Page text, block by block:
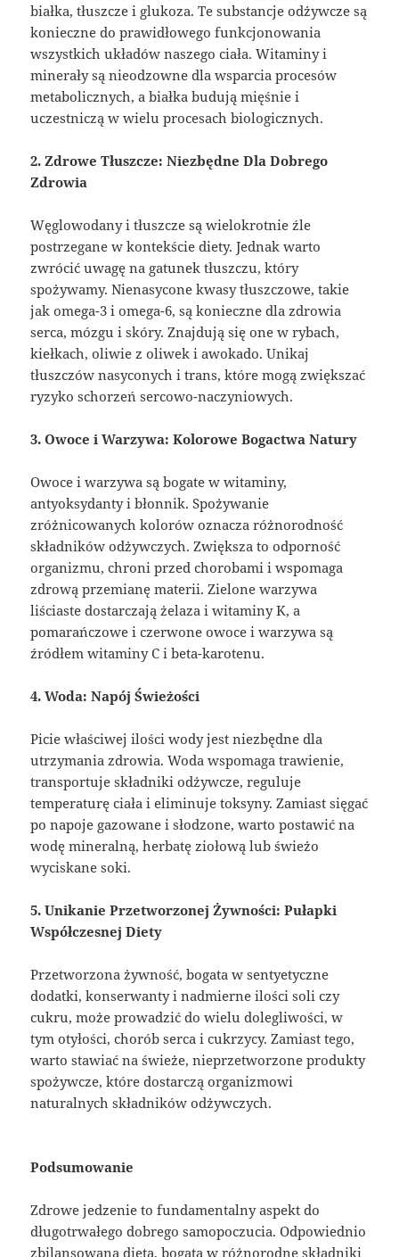
białka, tłuszcze i glukoza. Te substancje odżywcze są
konieczne do prawidłowego funkcjonowania
wszystkich układów naszego ciała. Witaminy i
minerały są nieodzowne dla wsparcia procesów
metabolicznych, a białka budują mięśnie i
uczestniczą w wielu procesach biologicznych.
2. Zdrowe Tłuszcze: Niezbędne Dla Dobrego
Zdrowia
Węglowodany i tłuszcze są wielokrotnie źle
postrzegane w kontekście diety. Jednak warto
zwrócić uwagę na gatunek tłuszczu, który
spożywamy. Nienasycone kwasy tłuszczowe, takie
jak omega-3 i omega-6, są konieczne dla zdrowia
serca, mózgu i skóry. Znajdują się one w rybach,
kiełkach, oliwie z oliwek i awokado. Unikaj
tłuszczów nasyconych i trans, które mogą zwiększać
ryzyko schorzeń sercowo-naczyniowych.
3. Owoce i Warzywa: Kolorowe Bogactwa Natury
Owoce i warzywa są bogate w witaminy,
antyoksydanty i błonnik. Spożywanie
zróżnicowanych kolorów oznacza różnorodność
składników odżywczych. Zwiększa to odporność
organizmu, chroni przed chorobami i wspomaga
zdrową przemianę materii. Zielone warzywa
liściaste dostarczają żelaza i witaminy K, a
pomarańczowe i czerwone owoce i warzywa są
źródłem witaminy C i beta-karotenu.
4. Woda: Napój Świeżości
Picie właściwej ilości wody jest niezbędne dla
utrzymania zdrowia. Woda wspomaga trawienie,
transportuje składniki odżywcze, reguluje
temperaturę ciała i eliminuje toksyny. Zamiast sięgać
po napoje gazowane i słodzone, warto postawić na
wodę mineralną, herbatę ziołową lub świeżo
wyciskane soki.
5. Unikanie Przetworzonej Żywności: Pułapki
Współczesnej Diety
Przetworzona żywność, bogata w sentyetyczne
dodatki, konserwanty i nadmierne ilości soli czy
cukru, może prowadzić do wielu dolegliwości, w
tym otyłości, chorób serca i cukrzycy. Zamiast tego,
warto stawiać na świeże, nieprzetworzone produkty
spożywcze, które dostarczą organizmowi
naturalnych składników odżywczych.
Podsumowanie
Zdrowe jedzenie to fundamentalny aspekt do
długotrwałego dobrego samopoczucia. Odpowiednio
zbilansowana dieta, bogata w różnorodne składniki